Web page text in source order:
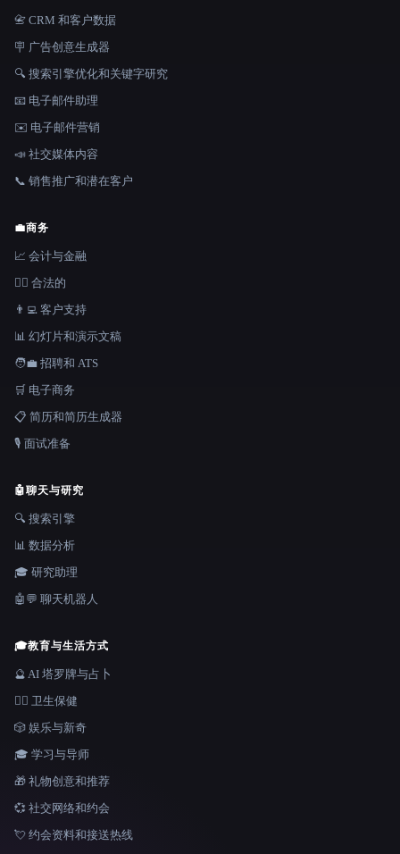
📇 CRM 和客户数据
🪧 广告创意生成器
🔍 搜索引擎优化和关键字研究
📧 电子邮件助理
✉️ 电子邮件营销
📣 社交媒体内容
📞 销售推广和潜在客户
💼商务
📈 会计与金融
👩‍⚖️ 合法的
👨‍💻 客户支持
📊 幻灯片和演示文稿
🧑‍💼 招聘和 ATS
🛒 电子商务
📋 简历和简历生成器
🎙️ 面试准备
🤖聊天与研究
🔍 搜索引擎
📊 数据分析
🎓 研究助理
🤖💬 聊天机器人
🎓教育与生活方式
🔮 AI 塔罗牌与占卜
👩‍⚕️ 卫生保健
🎲 娱乐与新奇
🎓 学习与导师
🎁 礼物创意和推荐
💞 社交网络和约会
💘 约会资料和接送热线